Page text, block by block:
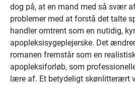
dog på, at en mand med så svær
problemer med at forstå det talte
handler omtrent som en nutidig,
apopleksisygeplejerske. Det
romanen fremstår som en
apopleksiforløb, som
lære af. Et betydeligt skønlitterært